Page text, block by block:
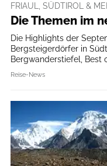
FRIAUL, SÜDTIROL &
Die Themen im
Die Highlights der
Bergsteigerdörfer in
Bergwanderstiefel, Best
Reise-News